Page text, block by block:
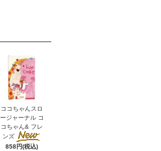
ココちゃんスロ
ージャーナル コ
コちゃん& フレ
ンズ
858円(税込)